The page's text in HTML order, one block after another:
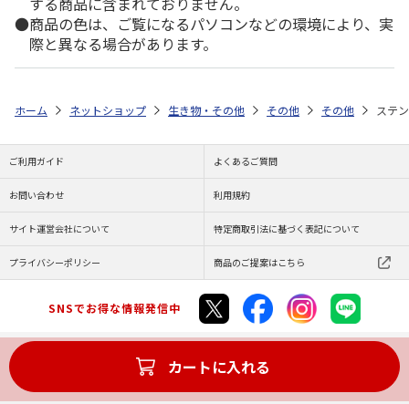
商品の色は、ご覧になるパソコンなどの環境により、実
際と異なる場合があります。
カートに入れる
ホーム ネットショップ 生き物・その他 その他 その他 ステ
ご利用ガイド よくあるご質問
お問い合わせ 利用規約
サイト運営会社について 特定商取引法に基づく表記について
プライバシーポリシー 商品のご提案はこちら
SNSでお得な情報発信中